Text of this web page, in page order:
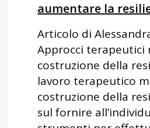
aumentare la
Articolo di
Approcci terapeutici
costruzione della
lavoro terapeutico
costruzione della
sul fornire